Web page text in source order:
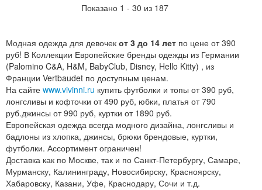
Показано 1 - 30 из 187
Модная одежда для девочек от 3 до 14 лет по цене от 390
руб! В Коллекции Европейские бренды одежды из Германии
(Palomino C&A, H&M, BabyClub, Disney, Hello Kitty) , из
Франции Vertbaudet по доступным ценам.
На сайте www.vivinni.ru купить футболки и топы от 390 руб,
лонгсливы и кофточки от 490 руб, юбки, платья от 790
руб.джинсы от 990 руб, куртки от 1890 руб.
Европейская одежда всегда модного дизайна, лонгсливы и
бадлоны из хлопка, джинсы, брюки брендовые, куртки,
футболки. Ассортимент ограничен!
Доставка как по Москве, так и по Санкт-Петербургу, Самаре,
Мурманску, Калининграду, Новосибирску, Красноярску,
Хабаровску, Казани, Уфе, Краснодару, Сочи и т.д.